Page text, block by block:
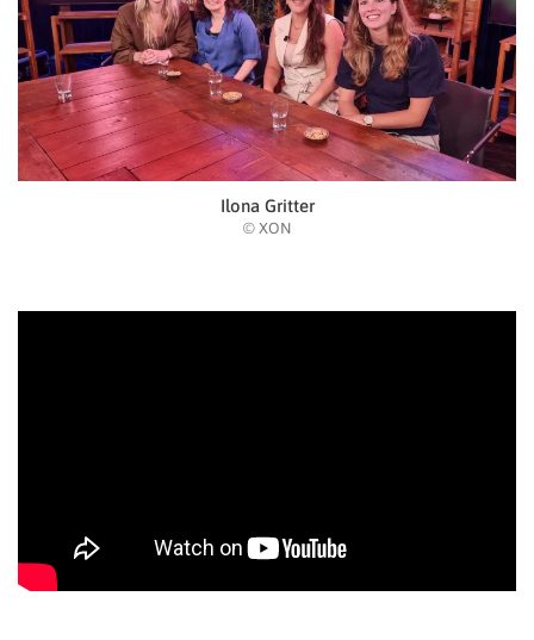
Ilona Gritter
© XON